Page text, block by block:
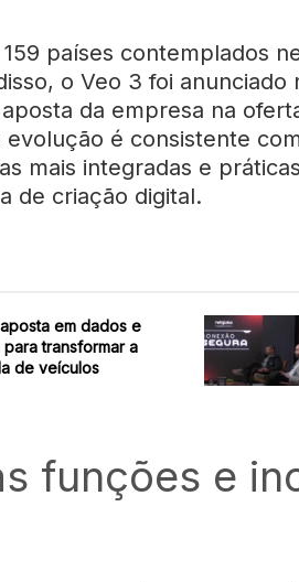
países contemplados
o Veo 3 foi anunciado
da empresa na
evolução é consistente
mais integradas e
de criação digital.
em dados e
transformar a
de veículos
funções e